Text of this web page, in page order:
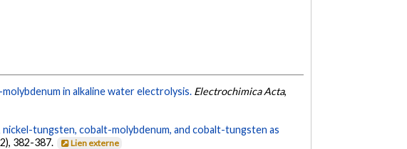
in alkaline water electrolysis. Electrochimica Acta,
tungsten, cobalt-molybdenum, and cobalt-tungsten as
382-387. Lien externe